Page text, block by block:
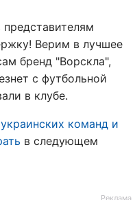
Верим в лучшее
бренд "Ворскла",
с футбольной
в клубе.
команд и
в следующем